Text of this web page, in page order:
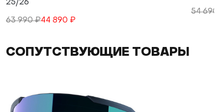
25/26
63 990 ₽44 890 ₽
54 690
СОПУТСТВУЮЩИЕ ТОВАРЫ